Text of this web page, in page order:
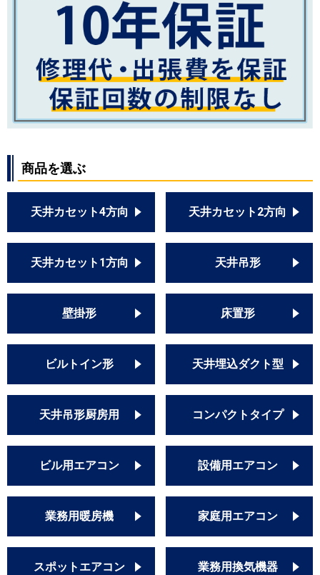
商品を選ぶ
天井カセット4方向 天井カセット2方向
天井カセット1方向 天井吊形
壁掛形 床置形
ビルトイン形 天井埋込ダクト型
天井吊形厨房用 コンパクトタイプ
ビル用エアコン 設備用エアコン
業務用暖房機 家庭用エアコン
スポットエアコン 業務用換気機器